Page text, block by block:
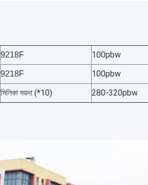
9218F
100pbw
9218F
100pbw
সিলিকা ময়দা (*10) 280-320pbw